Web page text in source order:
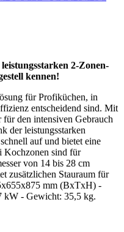
2-Zonen-
kennen!
für Profiküchen, in
entscheidend sind. Mit
für den intensiven Gebrauch
der leistungsstarken
auf und bietet eine
Kochzonen sind für
von 14 bis 28 cm
zusätzlichen Stauraum für
mm (BxTxH) -
kW - Gewicht: 35,5 kg.